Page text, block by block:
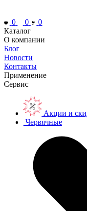
0 0
0
Каталог
О компании
Блог
Новости
Контакты
Применение
Сервис
Акции и
Червячные